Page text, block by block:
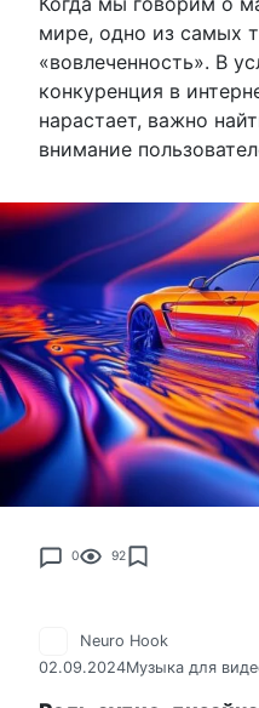
мире, одно из самых
«вовлеченность». В
конкуренция в
нарастает, важно
внимание
0 92
Neuro Hook
02.09.2024Музыка для